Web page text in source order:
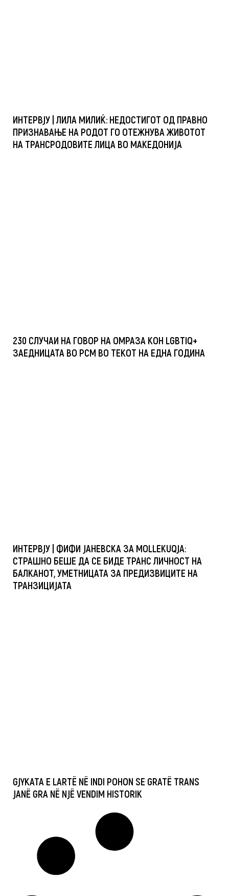
ИНТЕРВЈУ | ЛИЛА МИЛИЌ: НЕДОСТИГОТ ОД ПРАВНО
ПРИЗНАВАЊЕ НА РОДОТ ГО ОТЕЖНУВА ЖИВОТОТ
НА ТРАНСРОДОВИТЕ ЛИЦА ВО МАКЕДОНИЈА
230 СЛУЧАИ НА ГОВОР НА ОМРАЗА КОН LGBTIQ+
ЗАЕДНИЦАТА ВО РСМ ВО ТЕКОТ НА ЕДНА ГОДИНА
ИНТЕРВЈУ | ФИФИ ЈАНЕВСКА ЗА MOLLEKUQJA:
СТРАШНО БЕШЕ ДА СЕ БИДЕ ТРАНС ЛИЧНОСТ НА
БАЛКАНОТ, УМЕТНИЦАТА ЗА ПРЕДИЗВИЦИТЕ НА
ТРАНЗИЦИЈАТА
GJYKATA E LARTË NË INDI POHON SE GRATË TRANS
JANË GRA NË NJË VENDIM HISTORIK